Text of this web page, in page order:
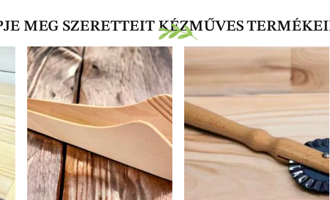
MEG SZERETTEIT KÉZMŰVES